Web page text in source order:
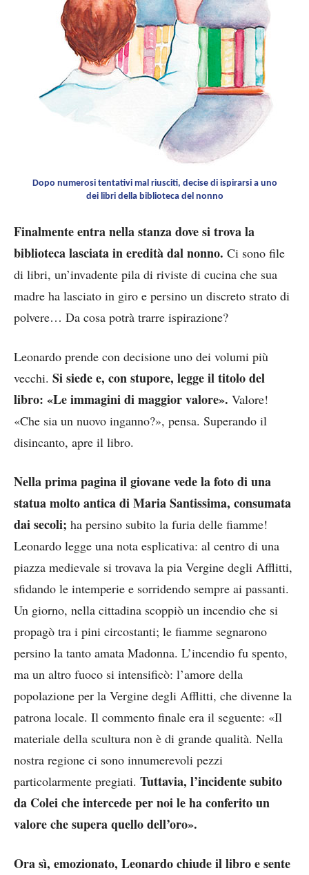
Dopo numerosi tentativi mal riusciti, decise di ispirarsi a uno
dei libri della biblioteca del nonno
Finalmente entra nella stanza dove si trova la
biblioteca lasciata in eredità dal nonno. Ci sono file
di libri, un’invadente pila di riviste di cucina che sua
madre ha lasciato in giro e persino un discreto strato di
polvere… Da cosa potrà trarre ispirazione?
Leonardo prende con decisione uno dei volumi più
vecchi. Si siede e, con stupore, legge il titolo del
libro: «Le immagini di maggior valore». Valore!
«Che sia un nuovo inganno?», pensa. Superando il
disincanto, apre il libro.
Nella prima pagina il giovane vede la foto di una
statua molto antica di Maria Santissima, consumata
dai secoli; ha persino subito la furia delle fiamme!
Leonardo legge una nota esplicativa: al centro di una
piazza medievale si trovava la pia Vergine degli Afflitti,
sfidando le intemperie e sorridendo sempre ai passanti.
Un giorno, nella cittadina scoppiò un incendio che si
propagò tra i pini circostanti; le fiamme segnarono
persino la tanto amata Madonna. L’incendio fu spento,
ma un altro fuoco si intensificò: l’amore della
popolazione per la Vergine degli Afflitti, che divenne la
patrona locale. Il commento finale era il seguente: «Il
materiale della scultura non è di grande qualità. Nella
nostra regione ci sono innumerevoli pezzi
particolarmente pregiati. Tuttavia, l’incidente subito
da Colei che intercede per noi le ha conferito un
valore che supera quello dell’oro».
Ora sì, emozionato, Leonardo chiude il libro e sente